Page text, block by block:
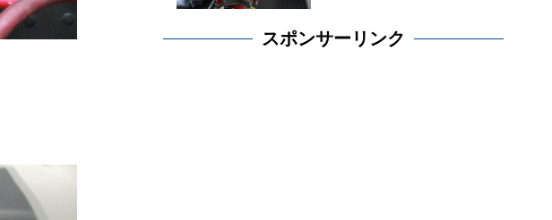
スポンサーリンク